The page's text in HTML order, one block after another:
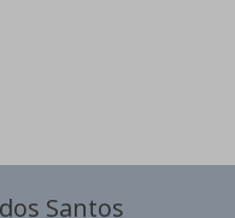
Santos